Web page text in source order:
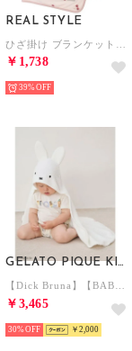
REAL STYLE
￥1,738
39%
GELATO PIQUE KIDS & BABY
【Dick Bruna】【BABY】ベビモコブランケット （OWHT）
￥3,465
30% ￥2,000